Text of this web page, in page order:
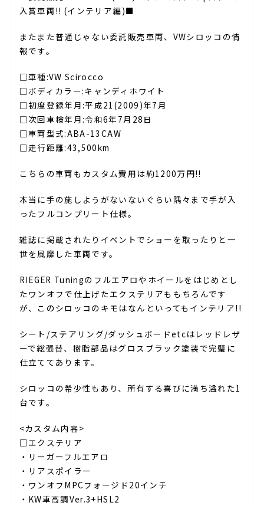
入賞車両!! (インテリア編)■
またまた普通じゃない委託販売車両、VWシロッコの情
報です。
□車種:VW Scirocco
□ボディカラー:キャンディホワイト
□初度登録年月:平成21(2009)年7月
□次回車検年月:令和6年7月28日
□車両型式:ABA-13CAW
□走行距離:43,500km
こちらの車両もカスタム費用は約1200万円!!
本当に手の施しようがないないぐらい隅々まで手が入
ったフルコンプリート仕様。
雑誌に掲載されたりイベントでショーを取ったりと一
世を風靡した車両です。
RIEGER Tuningのフルエアロやホイールをはじめとし
たワンオフで仕上げたエクステリアももちろんです
が、このシロッコのキモはなんといってもインテリア!!
シート/ステアリング/ダッシュボードetcはレッドレザ
ーで総張替、樹脂部品はグロスブラック塗装で完璧に
仕立ててあります。
シロッコの希少性もあり、所有する喜びに満ち溢れた1
台です。
<カスタム内容>
□エクステリア
・リーガーフルエアロ
・リアスポイラー
・ワンオフMPCフォージド20インチ
・KW車高調Ver.3+HSL2